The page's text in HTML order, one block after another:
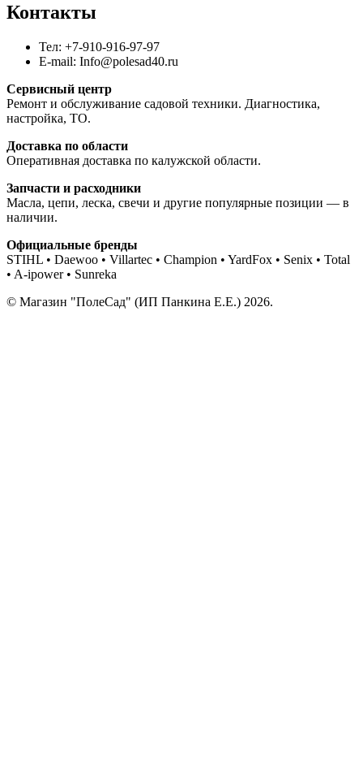
Контакты
Тел: +7-910-916-97-97
E-mail: Info@polesad40.ru
Сервисный центр
Ремонт и обслуживание садовой техники. Диагностика,
настройка, ТО.
Доставка по области
Оперативная доставка по калужской области.
Запчасти и расходники
Масла, цепи, леска, свечи и другие популярные позиции — в
наличии.
Официальные бренды
STIHL • Daewoo • Villartec • Champion • YardFox • Senix • Total
• A-ipower • Sunreka
© Магазин "ПолеСад" (ИП Панкина Е.Е.) 2026.